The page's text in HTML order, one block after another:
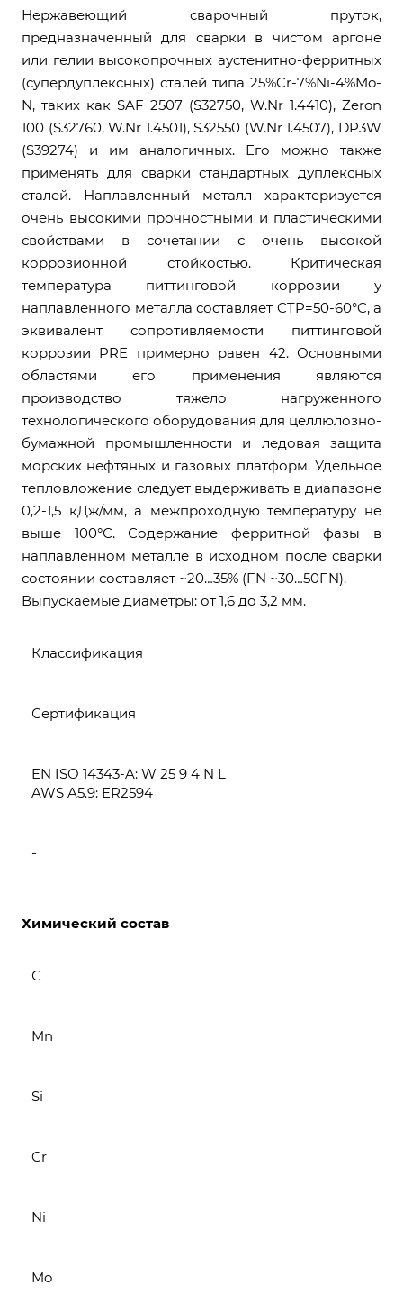
Нержавеющий сварочный пруток,
предназначенный для сварки в чистом аргоне
или гелии высокопрочных аустенитно-ферритных
(супердуплексных) сталей типа 25%Cr-7%Ni-4%Mo-
N, таких как SAF 2507 (S32750, W.Nr 1.4410), Zeron
100 (S32760, W.Nr 1.4501), S32550 (W.Nr 1.4507), DP3W
(S39274) и им аналогичных. Его можно также
применять для сварки стандартных дуплексных
сталей. Наплавленный металл характеризуется
очень высокими прочностными и пластическими
свойствами в сочетании с очень высокой
коррозионной стойкостью. Критическая
температура питтинговой коррозии у
наплавленного металла составляет CTP=50-60°C, а
эквивалент сопротивляемости питтинговой
коррозии PRE примерно равен 42. Основными
областями его применения являются
производство тяжело нагруженного
технологического оборудования для целлюлозно-
бумажной промышленности и ледовая защита
морских нефтяных и газовых платформ. Удельное
тепловложение следует выдерживать в диапазоне
0,2-1,5 кДж/мм, а межпроходную температуру не
выше 100°С. Содержание ферритной фазы в
наплавленном металле в исходном после сварки
состоянии составляет ~20…35% (FN ~30…50FN).
Выпускаемые диаметры: от 1,6 до 3,2 мм.
Классификация
Сертификация
EN ISO 14343-A: W 25 9 4 N L
AWS A5.9: ER2594
-
Химический состав
С
Mn
Si
Cr
Ni
Mo